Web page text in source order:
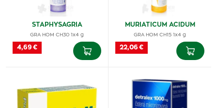
STAPHYSAGRIA
GRA HOM CH30 1x4 g
4,69 €
MURIATICUM ACIDUM
GRA HOM CH15 1x4 g
22,06 €